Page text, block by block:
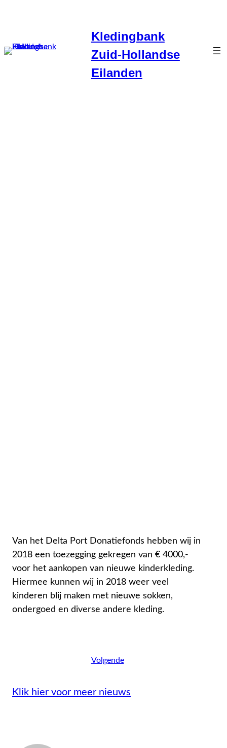
inhoud
Kledingbank
Zuid-Hollandse
Eilanden
Van het Delta Port Donatiefonds hebben wij in
2018 een toezegging gekregen van € 4000,-
voor het aankopen van nieuwe kinderkleding.
Hiermee kunnen wij in 2018 weer veel
kinderen blij maken met nieuwe sokken,
ondergoed en diverse andere kleding.
Volgende
Klik hier voor meer nieuws